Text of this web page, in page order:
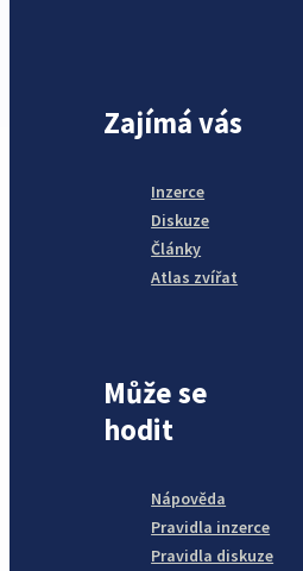
Zajímá vás
Inzerce
Diskuze
Články
Atlas zvířat
Může se
hodit
Nápověda
Pravidla inzerce
Pravidla diskuze